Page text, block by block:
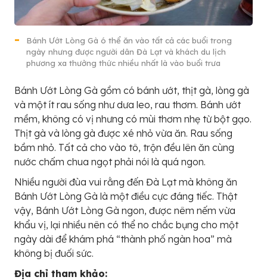
Bánh Ướt Lòng Gà ó thể ăn vào tất cả các buổi trong
ngày nhưng được người dân Đà Lạt và khách du lịch
phương xa thưởng thức nhiều nhất là vào buổi trưa
Bánh Ướt Lòng Gà gồm có bánh ướt, thịt gà, lòng gà
và một ít rau sống như dưa leo, rau thơm. Bánh ướt
mềm, không có vị nhưng có mùi thơm nhẹ từ bột gạo.
Thịt gà và lòng gà được xé nhỏ vừa ăn. Rau sống
bầm nhỏ. Tất cả cho vào tô, trộn đều lên ăn cùng
nước chấm chua ngọt phải nói là quá ngon.
Nhiều người đùa vui rằng đến Đà Lạt mà không ăn
Bánh Ướt Lòng Gà là một điều cực đáng tiếc. Thật
vậy, Bánh Ướt Lòng Gà ngon, được nêm nếm vừa
khẩu vị, lại nhiều nên có thể no chắc bụng cho một
ngày dài để khám phá “thành phố ngàn hoa” mà
không bị đuối sức.
Địa chỉ tham khảo: